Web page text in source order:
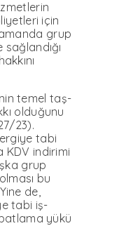
için
grup
temel taş­
olduğunu
23).
tabi
KDV indirimi
grup
bu
de,
tabi iş­
yükü